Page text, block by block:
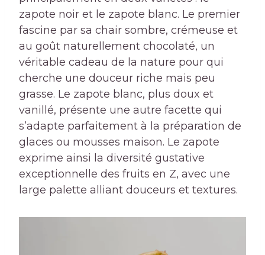
zapote noir et le zapote blanc. Le premier
fascine par sa chair sombre, crémeuse et
au goût naturellement chocolaté, un
véritable cadeau de la nature pour qui
cherche une douceur riche mais peu
grasse. Le zapote blanc, plus doux et
vanillé, présente une autre facette qui
s’adapte parfaitement à la préparation de
glaces ou mousses maison. Le zapote
exprime ainsi la diversité gustative
exceptionnelle des fruits en Z, avec une
large palette alliant douceurs et textures.